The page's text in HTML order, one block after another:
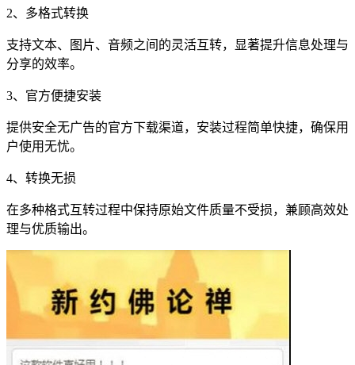
2、多格式转换
支持文本、图片、音频之间的灵活互转，显著提升信息处理与
分享的效率。
3、官方便捷安装
提供安全无广告的官方下载渠道，安装过程简单快捷，确保用
户使用无忧。
4、转换无损
在多种格式互转过程中保持原始文件质量不受损，兼顾高效处
理与优质输出。